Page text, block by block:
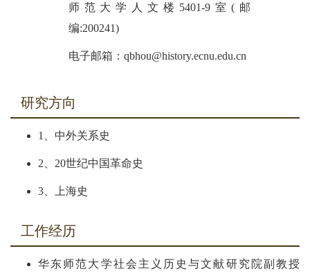
师范大学人文楼5401-9室(邮
编:200241)
电子邮箱：qbhou@history.ecnu.edu.cn
研究方向
1、中外关系史
2、20世纪中国革命史
3、上海史
工作经历
华东师范大学社会主义历史与文献研究院副教授